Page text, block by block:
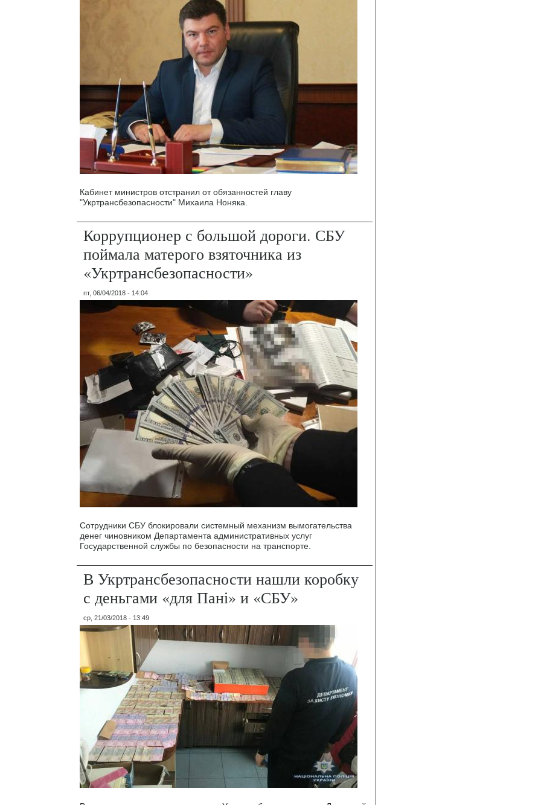
Кабинет министров отстранил от обязанностей главу
"Укртрансбезопасности" Михаила Ноняка.
Коррупционер с большой дороги. СБУ
поймала матерого взяточника из
«Укртрансбезопасности»
пт, 06/04/2018 - 14:04
Сотрудники СБУ блокировали системный механизм вымогательства
денег чиновником Департамента административных услуг
Государственной службы по безопасности на транспорте.
В Укртрансбезопасности нашли коробку
с деньгами «для Пані» и «СБУ»
ср, 21/03/2018 - 13:49